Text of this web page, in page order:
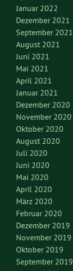
Januar 2022
Dezember 2021
September 2021
August 2021
Juni 2021
Mai 2021
April 2021
Januar 2021
Dezember 2020
November 2020
Oktober 2020
August 2020
Juli 2020
Juni 2020
Mai 2020
April 2020
März 2020
Februar 2020
Dezember 2019
November 2019
Oktober 2019
September 2019